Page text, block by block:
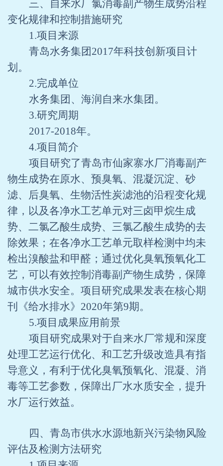
三、自来水厂氯消毒副产物生成势沿程
变化规律和控制措施研究
1.项目来源
青岛水务集团 2017年科技创新项目计
划。
2.完成单位
水务集团、海润自来水集团。
3.研究周期
2017-2018年。
4.项目简介
项目研究了青岛市仙家寨水厂消毒副产
物生成势在原水、预臭氧、混凝沉淀、砂
滤、后臭氧、生物活性炭滤池的沿程变化规
律，以及各净水工艺单元对三卤甲烷生成
势、二氯乙酸生成势、三氯乙酸生成势的去
除效果；在各净水工艺单元取样检测中均未
检出溴酸盐和甲醛；通过优化臭氧预氧化工
艺，可以有效控制消毒副产物生成势，保障
城市供水安全。项目研究成果发表在核心期
刊《给水排水》 2020年第9期。
5.项目成果应用前景
项目研究成果对于自来水厂常规和深度
处理工艺运行优化、和工艺升级改造具有指
导意义，有利于优化臭氧预氧化、混凝、消
毒等工艺参数，保障出厂水水质安全，提升
水厂运行效益。
四、青岛市供水水源地新兴污染物风险
评估及检测方法研究